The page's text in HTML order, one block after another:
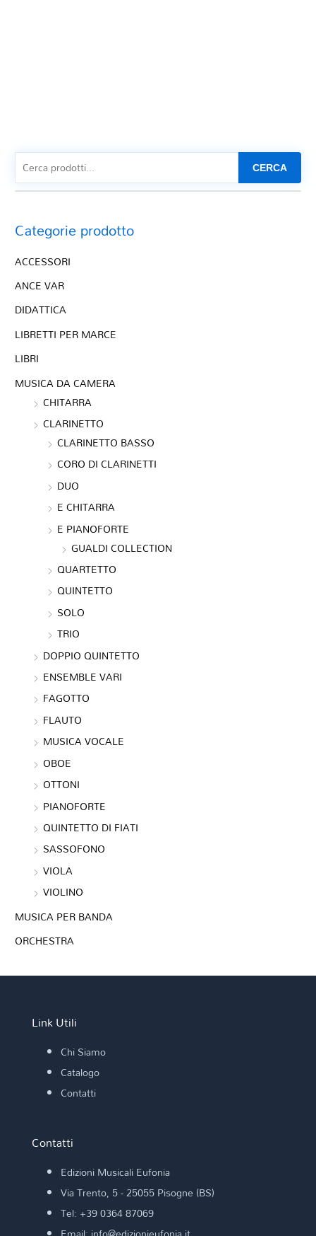
CERCA
Categorie prodotto
ACCESSORI
ANCE VAR
DIDATTICA
LIBRETTI PER MARCE
LIBRI
MUSICA DA CAMERA
CHITARRA
CLARINETTO
CLARINETTO BASSO
CORO DI CLARINETTI
DUO
E CHITARRA
E PIANOFORTE
GUALDI COLLECTION
QUARTETTO
QUINTETTO
SOLO
TRIO
DOPPIO QUINTETTO
ENSEMBLE VARI
FAGOTTO
FLAUTO
MUSICA VOCALE
OBOE
OTTONI
PIANOFORTE
QUINTETTO DI FIATI
SASSOFONO
VIOLA
VIOLINO
MUSICA PER BANDA
ORCHESTRA
Link Utili
Chi Siamo
Catalogo
Contatti
Contatti
Edizioni Musicali Eufonia
Via Trento, 5 - 25055 Pisogne (BS)
Tel: +39 0364 87069